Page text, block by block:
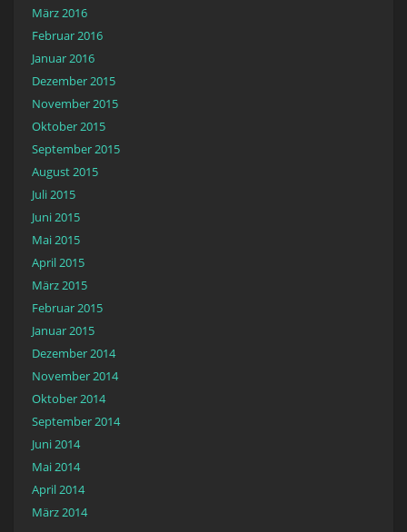
März 2016
Februar 2016
Januar 2016
Dezember 2015
November 2015
Oktober 2015
September 2015
August 2015
Juli 2015
Juni 2015
Mai 2015
April 2015
März 2015
Februar 2015
Januar 2015
Dezember 2014
November 2014
Oktober 2014
September 2014
Juni 2014
Mai 2014
April 2014
März 2014